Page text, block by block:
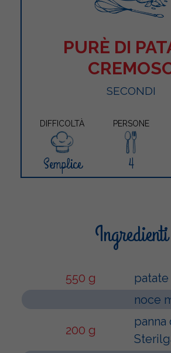
PURÈ DI
SECONDI
DIFFICOLTÀ PERSONE
Semplice 4
Ingredienti
550 g
patate
noce
200 g
panna